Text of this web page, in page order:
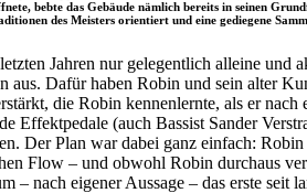
bebte das Gebäude nämlich bereits in seinen
des Meisters orientiert und eine gediegene
Jahren nur gelegentlich alleine
aus. Dafür haben Robin und sein alter
die Robin kennenlernte, als er
Effektpedale (auch Bassist Sander
Der Plan war dabei ganz einfach:
Flow – und obwohl Robin durchaus
– nach eigener Aussage – das erste